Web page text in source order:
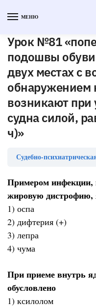
МЕНЮ
Урок №81
подошвы
двух местах с
обнаружением
возникают при
судна силой,
ч)»
Примером инфекции,
жировую дистрофию,
1) оспа
2) дифтерия (+)
3) лепра
4) чума
При приеме внутрь
обусловлено
1) ксилолом